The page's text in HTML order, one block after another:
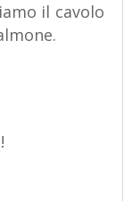
il cavolo